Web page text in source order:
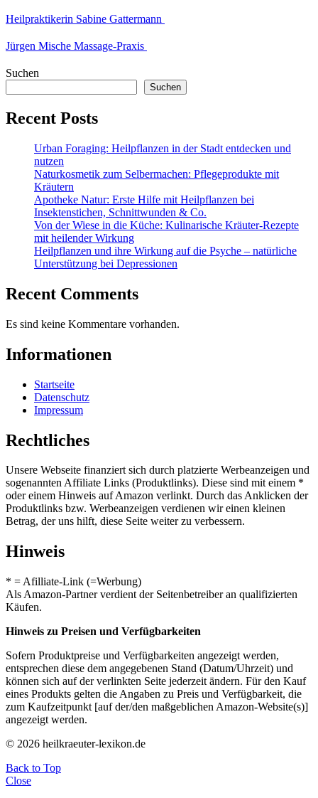
Heilpraktikerin Sabine Gattermann
Jürgen Mische Massage-Praxis
Suchen
Suchen
Recent Posts
Urban Foraging: Heilpflanzen in der Stadt entdecken und
nutzen
Naturkosmetik zum Selbermachen: Pflegeprodukte mit
Kräutern
Apotheke Natur: Erste Hilfe mit Heilpflanzen bei
Insektenstichen, Schnittwunden & Co.
Von der Wiese in die Küche: Kulinarische Kräuter-Rezepte
mit heilender Wirkung
Heilpflanzen und ihre Wirkung auf die Psyche – natürliche
Unterstützung bei Depressionen
Recent Comments
Es sind keine Kommentare vorhanden.
Informationen
Startseite
Datenschutz
Impressum
Rechtliches
Unsere Webseite finanziert sich durch platzierte Werbeanzeigen und
sogenannten Affiliate Links (Produktlinks). Diese sind mit einem *
oder einem Hinweis auf Amazon verlinkt. Durch das Anklicken der
Produktlinks bzw. Werbeanzeigen verdienen wir einen kleinen
Betrag, der uns hilft, diese Seite weiter zu verbessern.
Hinweis
* = Afilliate-Link (=Werbung)
Als Amazon-Partner verdient der Seitenbetreiber an qualifizierten
Käufen.
Hinweis zu Preisen und Verfügbarkeiten
Sofern Produktpreise und Verfügbarkeiten angezeigt werden,
entsprechen diese dem angegebenen Stand (Datum/Uhrzeit) und
können sich auf der verlinkten Seite jederzeit ändern. Für den Kauf
eines Produkts gelten die Angaben zu Preis und Verfügbarkeit, die
zum Kaufzeitpunkt [auf der/den maßgeblichen Amazon-Website(s)]
angezeigt werden.
© 2026 heilkraeuter-lexikon.de
Back to Top
Close